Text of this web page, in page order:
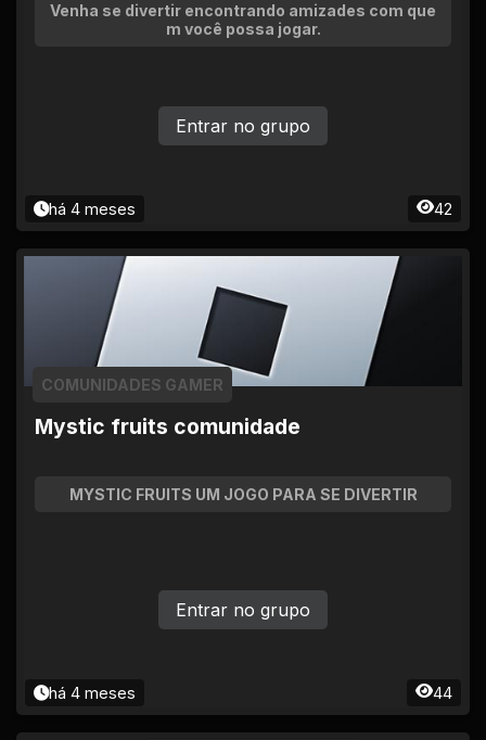
Venha se divertir encontrando amizades com que
m você possa jogar.
há 4 meses 42
Entrar no grupo
Mystic fruits comunidade
COMUNIDADES GAMER
MYSTIC FRUITS UM JOGO PARA SE DIVERTIR
há 4 meses 44
Entrar no grupo